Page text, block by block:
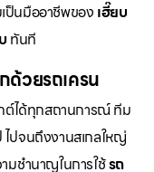
ป็นมืออาชีพของ เฮี๊ยบ
ทันที
วยรถเครน
กต์ได้ทุกสถานการณ์ ทีม
ปจนถึงงานสเกลใหญ่
มชำนาญในการใช้รถ